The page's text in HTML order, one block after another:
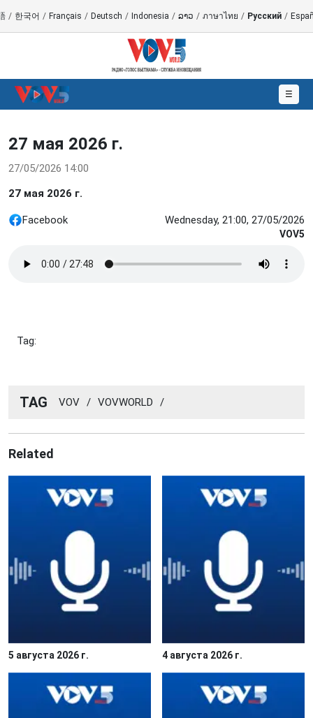
/ 한국어 / Français / Deutsch / Indonesia / ລາວ / ภาษาไทย / Русский /
☰
27 мая 2026 г.
27/05/2026 14:00
27 мая 2026 г.
Facebook Wednesday, 21:00, 27/05/2026
VOV5
Tag:
TAG VOV / VOVWORLD /
Related
5 августа 2026 г. 4 августа 2026 г.